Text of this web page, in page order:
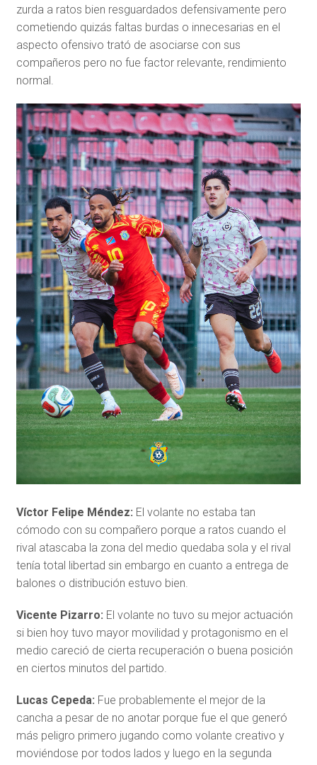
zurda a ratos bien resguardados defensivamente pero
cometiendo quizás faltas burdas o innecesarias en el
aspecto ofensivo trató de asociarse con sus
compañeros pero no fue factor relevante, rendimiento
normal.
Víctor Felipe Méndez: El volante no estaba tan
cómodo con su compañero porque a ratos cuando el
rival atascaba la zona del medio quedaba sola y el rival
tenía total libertad sin embargo en cuanto a entrega de
balones o distribución estuvo bien.
Vicente Pizarro: El volante no tuvo su mejor actuación
si bien hoy tuvo mayor movilidad y protagonismo en el
medio careció de cierta recuperación o buena posición
en ciertos minutos del partido.
Lucas Cepeda: Fue probablemente el mejor de la
cancha a pesar de no anotar porque fue el que generó
más peligro primero jugando como volante creativo y
moviéndose por todos lados y luego en la segunda